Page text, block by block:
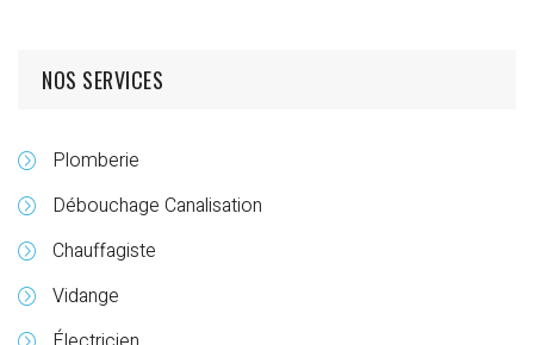
NOS SERVICES
Plomberie
Débouchage Canalisation
Chauffagiste
Vidange